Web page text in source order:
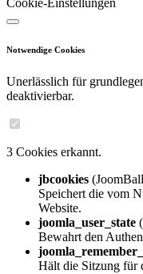
Cookie-Einstellungen
Notwendige Cookies
Unerlässlich für
deaktivierbar.
3 Cookies erkannt.
jbcookies
Speichert die vom
Website.
joomla_user_state
Bewahrt den
Hält die Sitzung für